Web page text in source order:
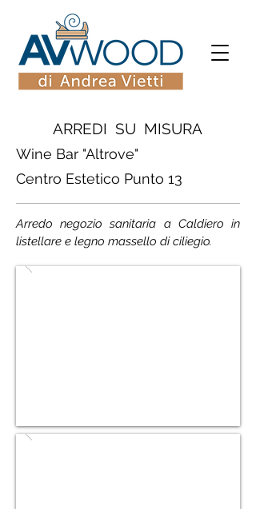
ARREDI SU MISURA
Wine Bar "Altrove"
Centro Estetico Punto 13
Arredo negozio sanitaria a Caldiero in
listellare e legno massello di ciliegio.